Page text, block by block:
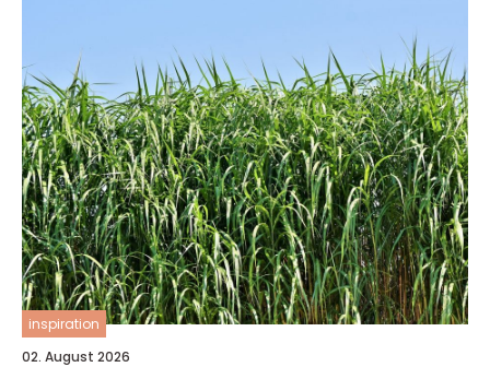
inspiration
02. August 2026